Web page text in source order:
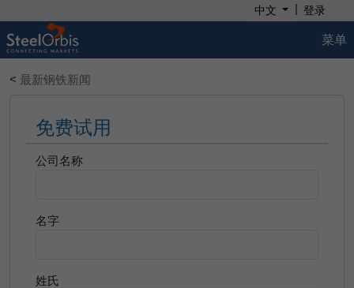
中文 | 登录
菜单
< 最新钢铁新闻
免费试用
公司名称
名字
姓氏